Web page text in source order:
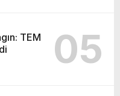
TEM
05